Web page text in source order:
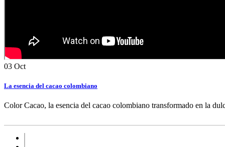
03 Oct
La esencia del cacao colombiano
Color Cacao, la esencia del cacao colombiano transformado en la